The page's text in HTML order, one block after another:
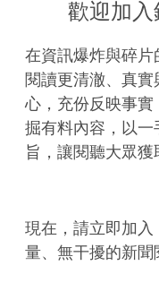
歡迎加
在資訊爆炸與碎
閱讀更清澈、真
心，充份反映事
掘有料內容，以
旨，讓閱聽大眾獲
現在，請立即加
量、無干擾的新聞